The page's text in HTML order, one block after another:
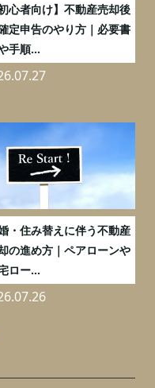
初心者向け】不動産売却後
定申告のやり方｜必要書
手順...
・住み替えに伴う不動産
の進め方｜ペアローンや
ロー...